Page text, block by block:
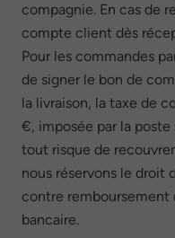
compagnie. En cas de
compte client dès
Pour les commandes
de signer le bon de
la livraison, la taxe de
€, imposée par la
tout risque de
nous réservons le droit
contre remboursement
bancaire.